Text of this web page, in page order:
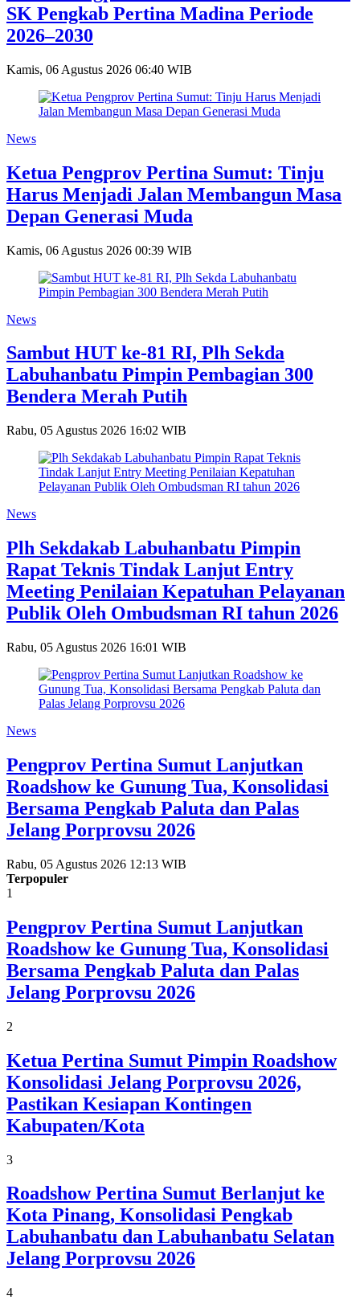
SK Pengkab Pertina Madina Periode
2026–2030
Kamis, 06 Agustus 2026 06:40 WIB
News
Ketua Pengprov Pertina Sumut: Tinju
Harus Menjadi Jalan Membangun Masa
Depan Generasi Muda
Kamis, 06 Agustus 2026 00:39 WIB
News
Sambut HUT ke-81 RI, Plh Sekda
Labuhanbatu Pimpin Pembagian 300
Bendera Merah Putih
Rabu, 05 Agustus 2026 16:02 WIB
News
Plh Sekdakab Labuhanbatu Pimpin
Rapat Teknis Tindak Lanjut Entry
Meeting Penilaian Kepatuhan Pelayanan
Publik Oleh Ombudsman RI tahun 2026
Rabu, 05 Agustus 2026 16:01 WIB
News
Pengprov Pertina Sumut Lanjutkan
Roadshow ke Gunung Tua, Konsolidasi
Bersama Pengkab Paluta dan Palas
Jelang Porprovsu 2026
Rabu, 05 Agustus 2026 12:13 WIB
Terpopuler
1
Pengprov Pertina Sumut Lanjutkan
Roadshow ke Gunung Tua, Konsolidasi
Bersama Pengkab Paluta dan Palas
Jelang Porprovsu 2026
2
Ketua Pertina Sumut Pimpin Roadshow
Konsolidasi Jelang Porprovsu 2026,
Pastikan Kesiapan Kontingen
Kabupaten/Kota
3
Roadshow Pertina Sumut Berlanjut ke
Kota Pinang, Konsolidasi Pengkab
Labuhanbatu dan Labuhanbatu Selatan
Jelang Porprovsu 2026
4